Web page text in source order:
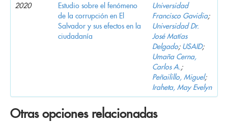
2020
Estudio sobre el fenómeno
de la corrupción en El
Salvador y sus efectos en la
ciudadanía
Universidad
Francisco Gavidia;
Universidad Dr.
José Matías
Delgado; USAID;
Umaña Cerna,
Carlos A.;
Peñailillo, Miguel;
Iraheta, May Evelyn
Otras opciones relacionadas